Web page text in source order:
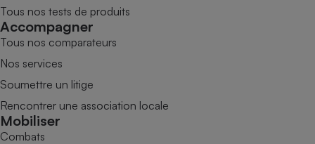
Tous nos tests de produits
Accompagner
Tous nos comparateurs
Nos services
Soumettre un litige
Rencontrer une association locale
Mobiliser
Combats